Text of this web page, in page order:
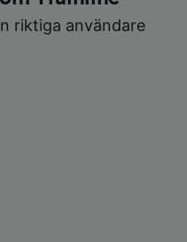
riktiga användare